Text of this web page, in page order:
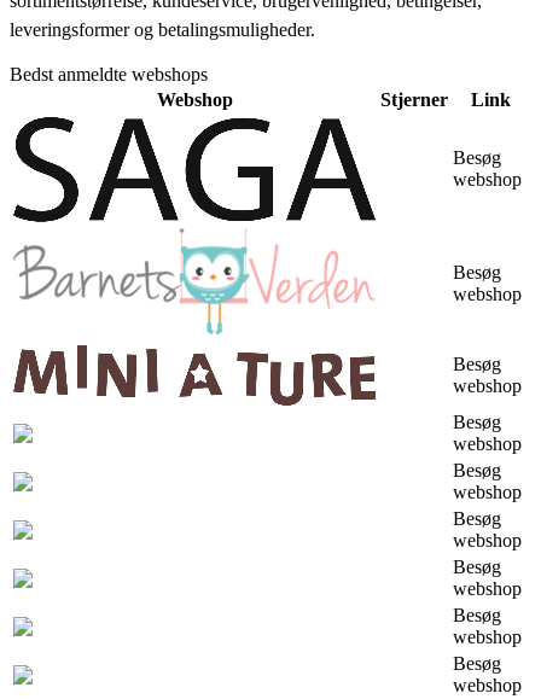
leveringsformer og betalingsmuligheder.
Bedst anmeldte webshops
Webshop
Stjerner Link
Besøg
webshop
Besøg
webshop
Besøg
webshop
Besøg
webshop
Besøg
webshop
Besøg
webshop
Besøg
webshop
Besøg
webshop
Besøg
webshop